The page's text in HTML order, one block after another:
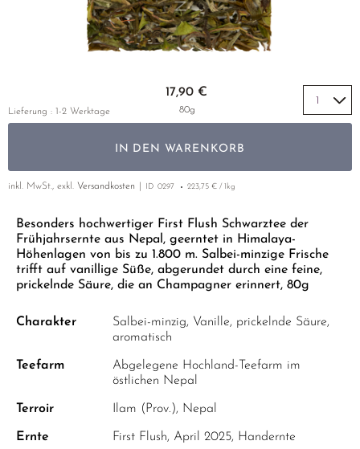
EMPFEHLUNGEN
GELBER TEE
EMPFEHLUNGEN
PHOENIX DANCONG
TIE GUAN YIN
SETS & GIFTS
NACH SORTE
MATE TEE
AMAZONAS TEES
Besonders hochwertiger First Flush Schwarztee der
Frühjahrsernte aus Nepal, geerntet in Himalaya-
Höhenlagen von bis zu 1.800 m. Salbei-minzige Frische
trifft auf vanillige Süße, abgerundet durch eine feine,
prickelnde Säure, die an Champagner erinnert, 80g
Charakter
Salbei-minzig, Vanille, prickelnde Säure,
aromatisch
Teefarm
Abgelegene Hochland-Teefarm im
östlichen Nepal
Terroir Ilam (Prov.), Nepal
Ernte First Flush, April 2025, Handernte
17,90 €
80g
IN DEN WARENKORB
Lieferung : 1-2 Werktage
inkl. MwSt., exkl. Versandkosten ID 0297 223,75 € / 1kg